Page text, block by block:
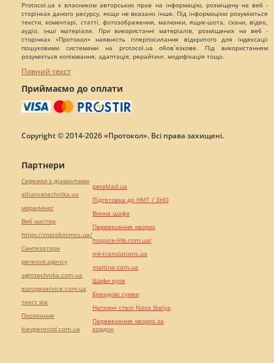
Protocol.ua є власником авторських прав на інформацію, розміщену на веб -
сторінках даного ресурсу, якщо не вказано інше. Під інформацією розуміються
тексти, коментарі, статті, фотозображення, малюнки, ящик-шота, скани, відео,
аудіо, інші матеріали. При використанні матеріалів, розміщених на веб -
сторінках «Протокол» наявність гіперпосилання відкритого для індексації
пошуковими системами на protocol.ua обов`язкове. Під використанням
розуміється копіювання, адаптація, рерайтинг, модифікація тощо.
Повний текст
Приймаємо до оплати
Copyright © 2014-2026 «Протокол». Всі права захищені.
Партнери
Сережки з діамантами
alliancetechnika.ua
миралинкс
Веб мастер
https://motokosmos.ua/
Синтезатори
perevod.agency
agrotechnika.com.ua
europeservice.com.ua
текст юа
Посилання
kievperevod.com.ua
pereklad.ua
Підготовка до НМТ / ЗНО
Винна шафа
Перевезення хворих
hospice-life.com.ua/
mk-translations.ua
maltina.com.ua
Шафи купе
Брендові сумки
Натяжні стелі Nova Stelya
Перевезення хворих за
кордон